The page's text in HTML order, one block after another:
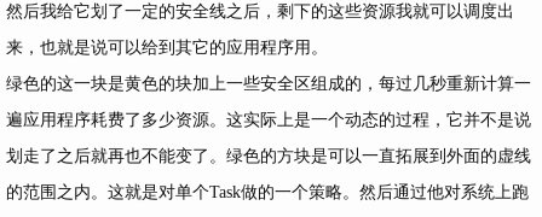
然后我给它划了一定的安全线之后，剩下的这些资源我就可以调度出
来，也就是说可以给到其它的应用程序用。
绿色的这一块是黄色的块加上一些安全区组成的，每过几秒重新计算一
遍应用程序耗费了多少资源。这实际上是一个动态的过程，它并不是说
划走了之后就再也不能变了。绿色的方块是可以一直拓展到外面的虚线
的范围之内。这就是对单个Task做的一个策略。然后通过他对系统上跑